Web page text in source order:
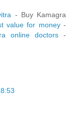
- Buy Kamagra
value for money -
online doctors-